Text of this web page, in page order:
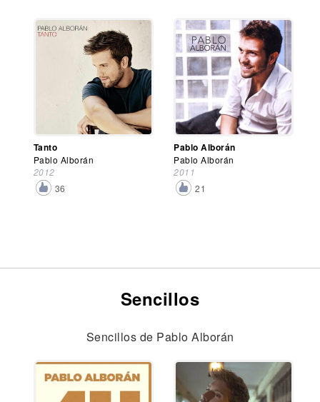
Tanto
Pablo Alborán
2012
36
Pablo Alborán
Pablo Alborán
2011
21
Sencillos
Sencillos de Pablo Alborán